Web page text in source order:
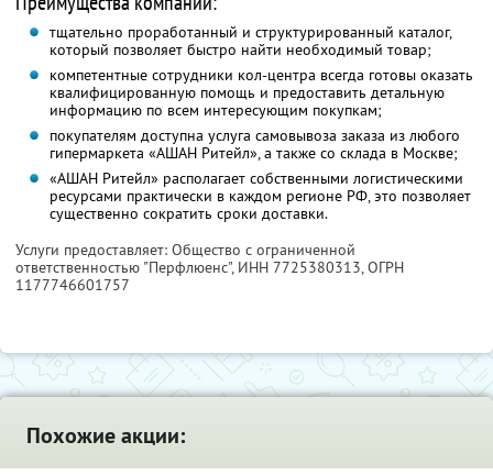
тщательно проработанный и структурированный каталог,
который позволяет быстро найти необходимый товар;
компетентные сотрудники кол-центра всегда готовы оказать
квалифицированную помощь и предоставить детальную
информацию по всем интересующим покупкам;
покупателям доступна услуга самовывоза заказа из любого
гипермаркета «АШАН Ритейл», а также со склада в Москве;
«АШАН Ритейл» располагает собственными логистическими
ресурсами практически в каждом регионе РФ, это позволяет
существенно сократить сроки доставки.
Услуги предоставляет: Общество с ограниченной
ответственностью "Перфлюенс", ИНН 7725380313, ОГРН
1177746601757
Похожие акции: